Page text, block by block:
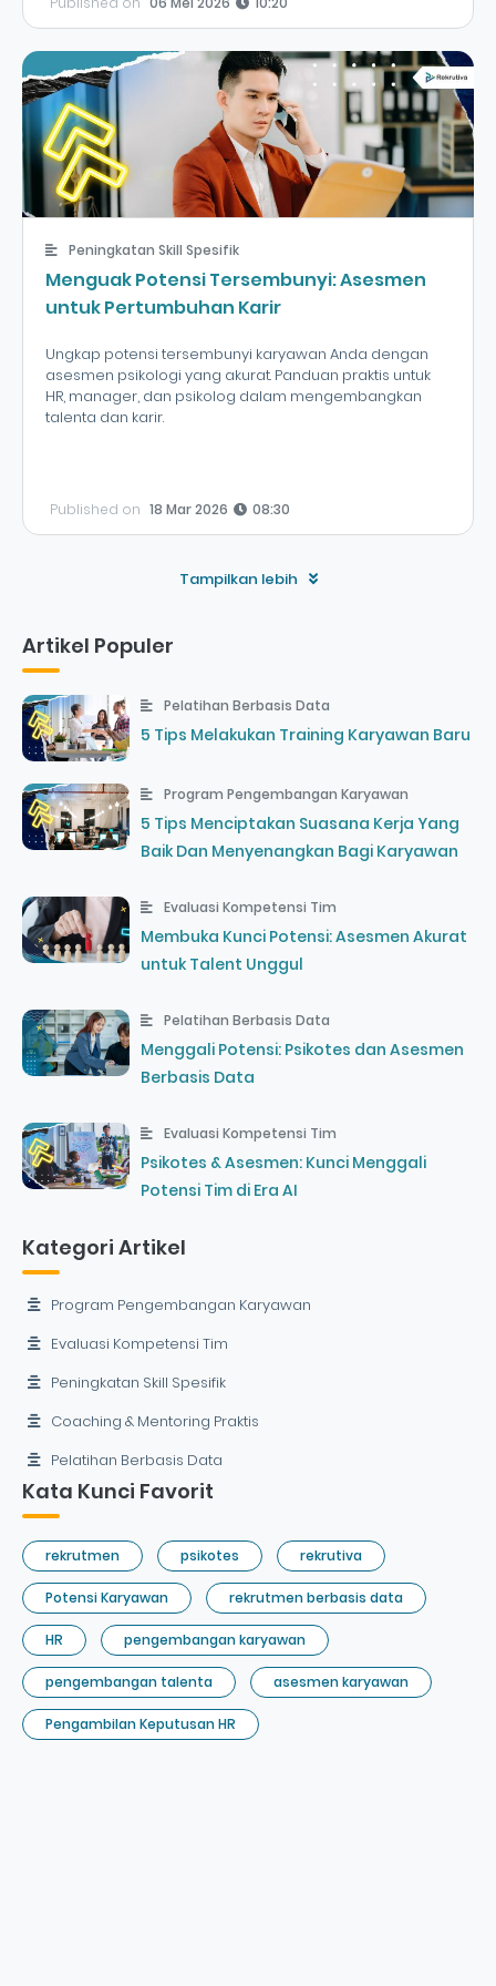
Peningkatan Skill Spesifik
Menguak Potensi Tersembunyi: Asesmen
untuk Pertumbuhan Karir
Ungkap potensi tersembunyi karyawan Anda dengan
asesmen psikologi yang akurat. Panduan praktis untuk
HR, manager, dan psikolog dalam mengembangkan
talenta dan karir.
Published on 18 Mar 2026 08:30
Tampilkan lebih
Artikel Populer
Pelatihan Berbasis Data
5 Tips Melakukan Training Karyawan Baru
Program Pengembangan Karyawan
5 Tips Menciptakan Suasana Kerja Yang
Baik Dan Menyenangkan Bagi Karyawan
Evaluasi Kompetensi Tim
Membuka Kunci Potensi: Asesmen Akurat
untuk Talent Unggul
Pelatihan Berbasis Data
Menggali Potensi: Psikotes dan Asesmen
Berbasis Data
Evaluasi Kompetensi Tim
Psikotes & Asesmen: Kunci Menggali
Potensi Tim di Era AI
Kategori Artikel
Program Pengembangan Karyawan
Evaluasi Kompetensi Tim
Peningkatan Skill Spesifik
Coaching & Mentoring Praktis
Pelatihan Berbasis Data
Kata Kunci Favorit
rekrutmen psikotes rekrutiva
Potensi Karyawan rekrutmen berbasis data
HR pengembangan karyawan
pengembangan talenta asesmen karyawan
Pengambilan Keputusan HR